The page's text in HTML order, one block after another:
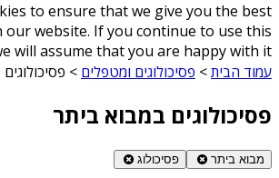
to ensure that we give you the best
our website. If you continue to use this
will assume that you are happy with it
עמוד הבית> פסיכולוגים ומטפלים >
פסיכולוגים במבוא ביתר
מבוא ביתר פסיכולוג